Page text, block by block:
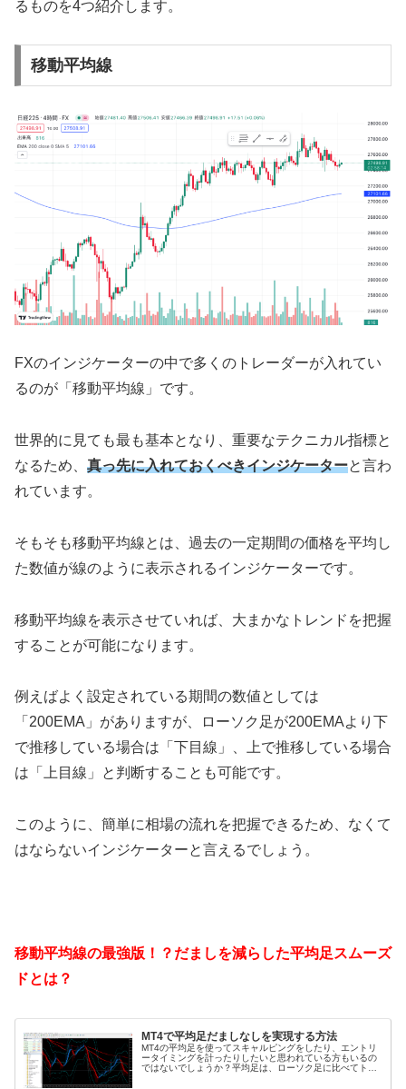
るものを4つ紹介します。
移動平均線
FXのインジケーターの中で多くのトレーダーが入れてい
るのが「移動平均線」です。
世界的に見ても最も基本となり、重要なテクニカル指標と
なるため、 真っ先に入れておくべきインジケーターと言わ
れています。
そもそも移動平均線とは、過去の一定期間の価格を平均し
た数値が線のように表示されるインジケーターです。
移動平均線を表示させていれば、大まかなトレンドを把握
することが可能になります。
例えばよく設定されている期間の数値としては
「200EMA」がありますが、ローソク足が200EMAより下
で推移している場合は「下目線」、上で推移している場合
は「上目線」と判断することも可能です。
このように、簡単に相場の流れを把握できるため、なくて
はならないインジケーターと言えるでしょう。
移動平均線の最強版！？だましを減らした平均足スムーズ
ドとは？
MT4で平均足だましなしを実現する方法
MT4の平均足を使ってスキャルピングをしたり、エントリ
ータイミングを計ったりしたいと思われている方もいるの
ではないでしょうか？平均足は、ローソク足に比べてトレ